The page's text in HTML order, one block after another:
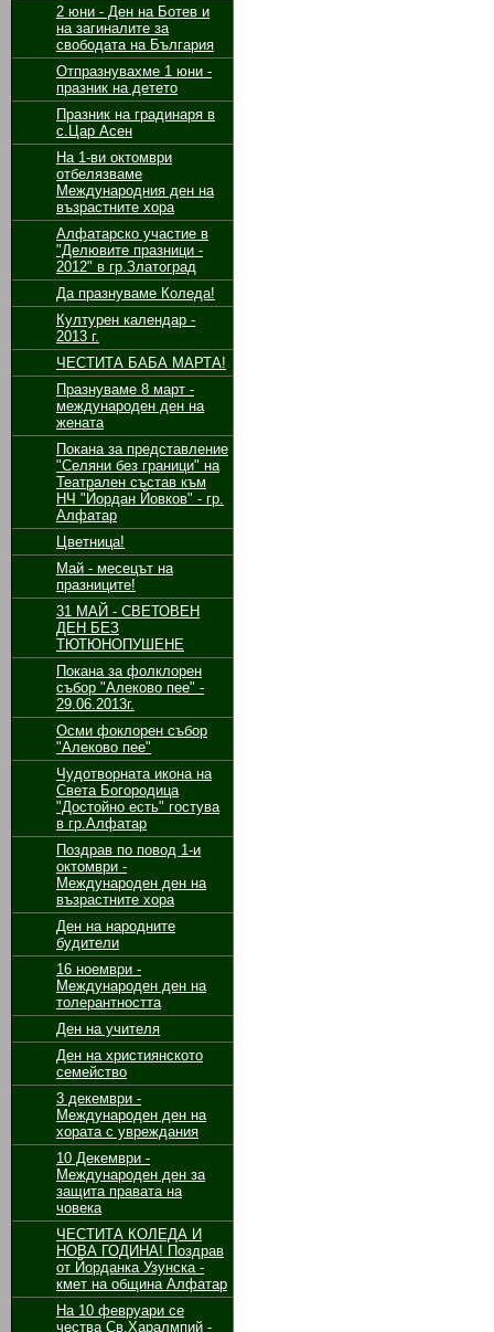
2 юни - Ден на Ботев и
на загиналите за
свободата на България
Отпразнувахме 1 юни -
празник на детето
Празник на градинаря в
с.Цар Асен
На 1-ви октомври
отбелязваме
Международния ден на
възрастните хора
Алфатарско участие в
"Делювите празници -
2012" в гр.Златоград
Да празнуваме Коледа!
Културен календар -
2013 г.
ЧЕСТИТА БАБА МАРТА!
Празнуваме 8 март -
международен ден на
жената
Покана за представление
"Селяни без граници" на
Театрален състав към
НЧ "Йордан Йовков" - гр.
Алфатар
Цветница!
Май - месецът на
празниците!
31 МАЙ - СВЕТОВЕН
ДЕН БЕЗ
ТЮТЮНОПУШЕНЕ
Покана за фолклорен
събор "Алеково пее" -
29.06.2013г.
Осми фоклорен събор
"Алеково пее"
Чудотворната икона на
Света Богородица
"Достойно есть" гостува
в гр.Алфатар
Поздрав по повод 1-и
октомври -
Международен ден на
възрастните хора
Ден на народните
будители
16 ноември -
Международен ден на
толерантността
Ден на учителя
Ден на християнското
семейство
3 декември -
Международен ден на
хората с увреждания
10 Декември -
Международен ден за
защита правата на
човека
ЧЕСТИТА КОЛЕДА И
НОВА ГОДИНА! Поздрав
от Йорданка Узунска -
кмет на община Алфатар
На 10 февруари се
чества Св.Харалмпий -